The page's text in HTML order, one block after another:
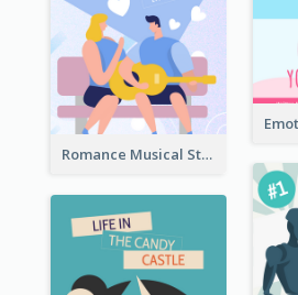
Romance Musical Story Book Cover